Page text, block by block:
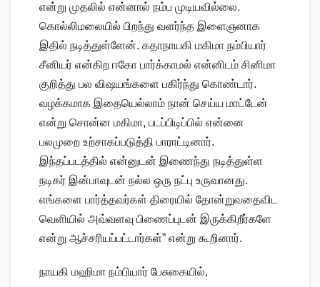
என்று முதலில் என்னால் நம்ப முடியவில்லை.
கொல்லிமலையில் பிறந்து வளர்ந்த இளைஞனாக
இதில் நடித்துள்ளேன். கதாநாயகி மகிமா நம்பியார்
சீனியர் என்கிற ஈகோ பார்க்காமல் என்னிடம் சினிமா
குறித்து பல விஷயங்களை பகிர்ந்து கொண்டார்.
வழக்கமாக இதையெல்லாம் நான் செய்ய மாட்டேன்
என்று சொன்ன மகிமா, படப்பிடிப்பில் என்னை
பலமுறை உற்சாகப்படுத்தி பாராட்டினார்.
இந்தப்படத்தில் என்னுடன் இணைந்து நடித்துள்ள
நடிகர் இன்பாவுடன் நல்ல ஒரு நட்பு உருவானது.
எங்களை பார்த்தவர்கள் திரையில் தோன்றுவதைவிட
வெளியில் அவ்வளவு பிணைப்புடன் இருக்கிறீர்களே
என்று ஆச்சரியப்பட்டார்கள்” என்று கூறினார்.
நாயகி மஹிமா நம்பியார் பேசுகையில்,